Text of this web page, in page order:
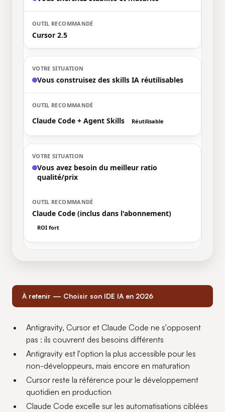
Cursor 2.5
Vous construisez des skills IA réutilisables
Claude Code + Agent Skills Réutilisable
Vous avez besoin du meilleur ratio
qualité/prix
Claude Code (inclus dans l'abonnement)
ROI fort
À retenir — Choisir son IDE IA en 2026
Antigravity, Cursor et Claude Code ne s'opposent
pas : ils couvrent des besoins différents
Antigravity est l'option la plus accessible pour les
non-développeurs, mais encore en maturation
Cursor reste la référence pour le développement
quotidien en production
Claude Code excelle sur les automatisations ciblées